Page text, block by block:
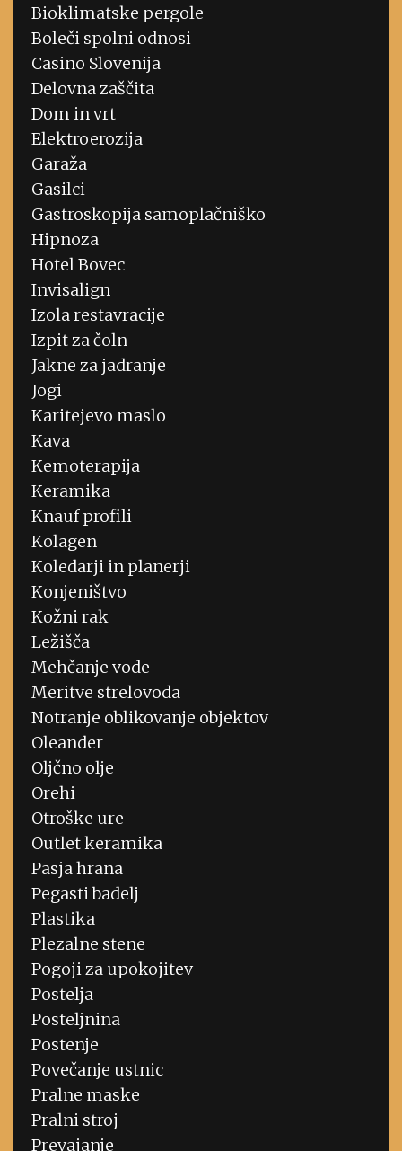
Bioklimatske pergole
Boleči spolni odnosi
Casino Slovenija
Delovna zaščita
Dom in vrt
Elektroerozija
Garaža
Gasilci
Gastroskopija samoplačniško
Hipnoza
Hotel Bovec
Invisalign
Izola restavracije
Izpit za čoln
Jakne za jadranje
Jogi
Karitejevo maslo
Kava
Kemoterapija
Keramika
Knauf profili
Kolagen
Koledarji in planerji
Konjeništvo
Kožni rak
Ležišča
Mehčanje vode
Meritve strelovoda
Notranje oblikovanje objektov
Oleander
Oljčno olje
Orehi
Otroške ure
Outlet keramika
Pasja hrana
Pegasti badelj
Plastika
Plezalne stene
Pogoji za upokojitev
Postelja
Posteljnina
Postenje
Povečanje ustnic
Pralne maske
Pralni stroj
Prevajanje